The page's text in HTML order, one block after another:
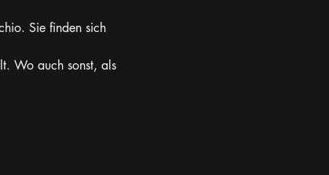
Sie finden sich
Wo auch sonst, als